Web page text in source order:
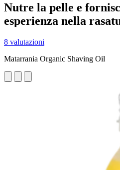
Nutre la pelle e
esperienza nella
8 valutazioni
Matarrania Organic Shaving Oil